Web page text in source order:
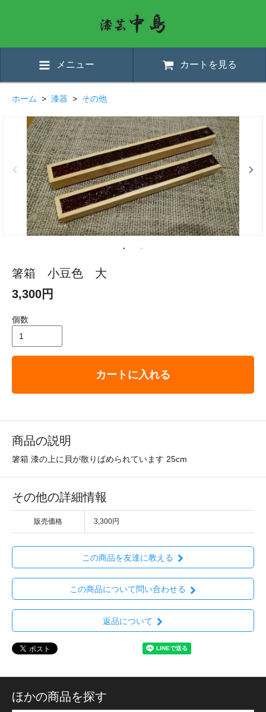
メニュー カートを見る
ホーム > 漆器 > その他
箸箱 小豆色 大
3,300円
個数
カートに入れる
商品の説明
箸箱 漆の上に貝が散りばめられています 25cm
その他の詳細情報
販売価格 3,300円
この商品を友達に教える
この商品について問い合わせる
返品について
ほかの商品を探す